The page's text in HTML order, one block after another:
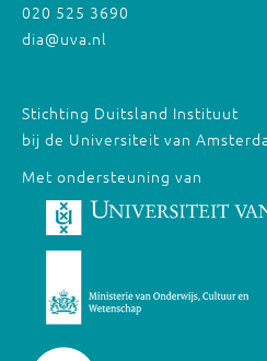
020 525 3690
dia@uva.nl
Stichting Duitsland Instituut
bij de Universiteit van
Met ondersteuning van